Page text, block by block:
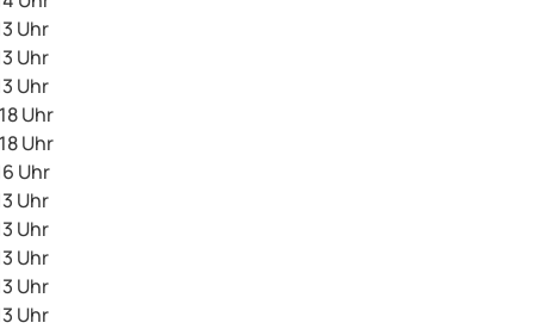
Uhr
Uhr
Uhr
Uhr
Uhr
Uhr
Uhr
Uhr
Uhr
Uhr
Uhr